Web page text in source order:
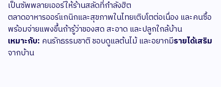
เป็นซัพพลายเออร์ให้ร้านสลัดที่กำลังฮิต
ตลาดอาหารออร์แกนิกและสุขภาพในไทยเติบโตต่อเนื่อง และคนซื้อ
พร้อมจ่ายแพงขึ้นถ้ารู้ว่าของสด สะอาด และปลูกใกล้บ้าน
เหมาะกับ: คนรักธรรมชาติ ชอบดูแลต้นไม้ และอยากมีรายได้เสริม
จากบ้าน